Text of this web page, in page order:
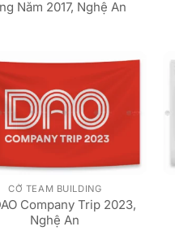
Năm 2017, Nghệ An
CỜ TEAM BUILDING
Company Trip 2023,
Nghệ An